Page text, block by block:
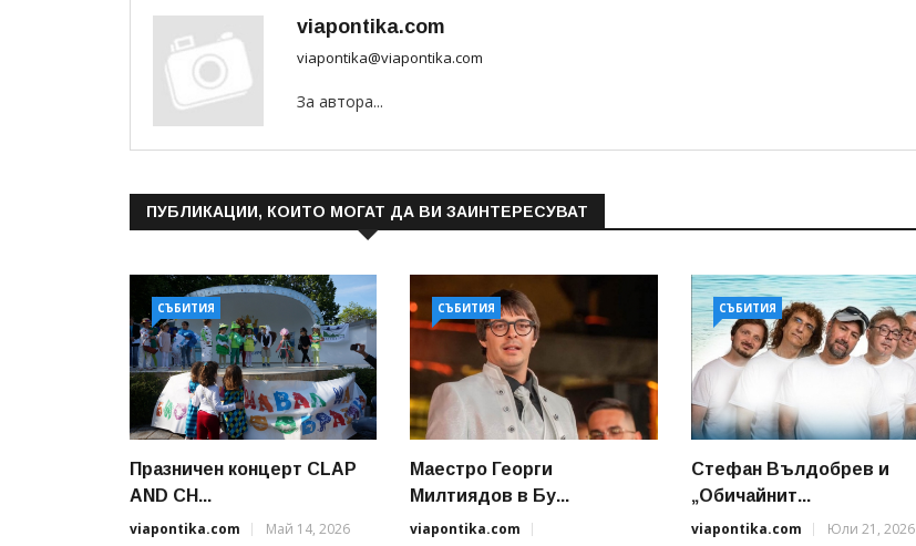
viapontika.com
viapontika@viapontika.com
За автора...
ПУБЛИКАЦИИ, КОИТО МОГАТ ДА ВИ ЗАИНТЕРЕСУВАТ
СЪБИТИЯ
Празничен концерт CLAP
AND CH...
viapontika.com
Май 14, 2026
СЪБИТИЯ
Маестро Георги
Милтиядов в Бу...
viapontika.com
СЪБИТИЯ
Стефан Вълдобрев и
„Обичайнит...
viapontika.com
Юли 21, 2026